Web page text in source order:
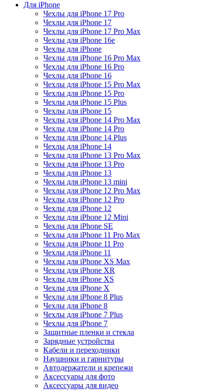
Для iPhone
Чехлы для iPhone 17 Pro
Чехлы для iPhone 17
Чехлы для iPhone 17 Pro Max
Чехлы для iPhone 16e
Чехлы для iPhone
Чехлы для iPhone 16 Pro Max
Чехлы для iPhone 16 Pro
Чехлы для iPhone 16
Чехлы для iPhone 15 Pro Max
Чехлы для iPhone 15 Pro
Чехлы для iPhone 15 Plus
Чехлы для iPhone 15
Чехлы для iPhone 14 Pro Max
Чехлы для iPhone 14 Pro
Чехлы для iPhone 14 Plus
Чехлы для iPhone 14
Чехлы для iPhone 13 Pro Max
Чехлы для iPhone 13 Pro
Чехлы для iPhone 13
Чехлы для iPhone 13 mini
Чехлы для iPhone 12 Pro Max
Чехлы для iPhone 12 Pro
Чехлы для iPhone 12
Чехлы для iPhone 12 Mini
Чехлы для iPhone SE
Чехлы для iPhone 11 Pro Max
Чехлы для iPhone 11 Pro
Чехлы для iPhone 11
Чехлы для iPhone XS Max
Чехлы для iPhone XR
Чехлы для iPhone XS
Чехлы для iPhone X
Чехлы для iPhone 8 Plus
Чехлы для iPhone 8
Чехлы для iPhone 7 Plus
Чехлы для iPhone 7
Защитные пленки и стекла
Зарядные устройства
Кабели и переходники
Наушники и гарнитуры
Автодержатели и крепежи
Аксессуары для фото
Аксессуары для видео